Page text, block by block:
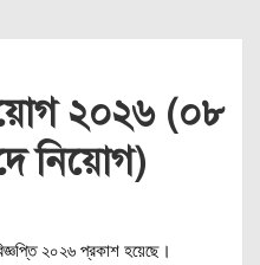
২০২৬ (০৮
নিয়োগ)
২০২৬ প্রকাশ হয়েছে।